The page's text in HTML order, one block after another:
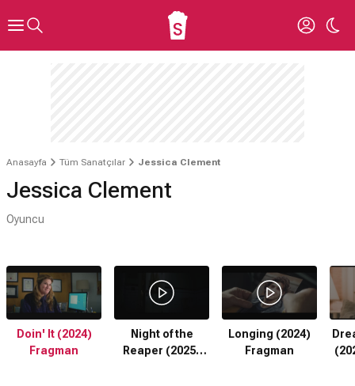
Anasayfa Tüm Sanatçılar Jessica Clement
Jessica Clement
Oyuncu
Doin' It (2024)
Fragman
Night of the
Reaper (2025)
Longing (2024)
Fragman